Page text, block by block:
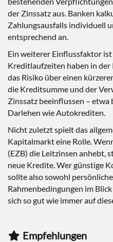
der Zinssatz aus. Banken
Zahlungsausfalls individuell
entsprechend an.
Ein weiterer Einflussfaktor
Kreditlaufzeiten haben in der
das Risiko über einen
die Kreditsumme und der
Zinssatz beeinflussen – etwa
Darlehen wie Autokrediten.
Nicht zuletzt spielt das
Kapitalmarkt eine Rolle.
(EZB) die Leitzinsen anhebt,
neue Kredite. Wer günstige
sollte also sowohl
Rahmenbedingungen im
sich so gut wie immer auf
Empfehlungen